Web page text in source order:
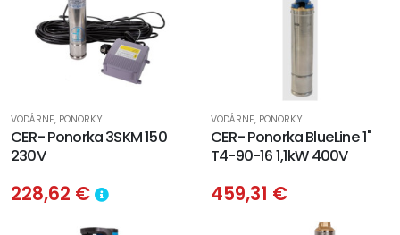
VODÁRNE, PONORKY
CER- Ponorka 3SKM 150
230V
228,62 €
VODÁRNE, PONORKY
CER- Ponorka BlueLine 1"
T4-90-16 1,1kW 400V
459,31 €